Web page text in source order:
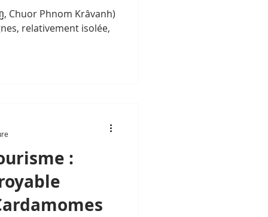
, Chuor Phnom Krâvanh)
relativement isolée,
: